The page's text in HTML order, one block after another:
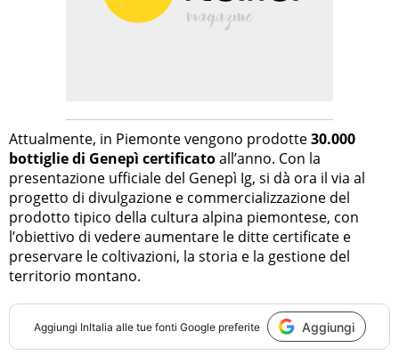
Attualmente, in Piemonte vengono prodotte30.000
bottiglie di Genepì certificatoall’anno. Con la
presentazione ufficiale del Genepì Ig, si dà ora il via al
progetto di divulgazione e commercializzazione del
prodotto tipico della cultura alpina piemontese, con
l’obiettivo di vedere aumentare le ditte certificate e
preservare le coltivazioni, la storia e la gestione del
territorio montano.
Aggiungi InItalia alle tue fonti Google preferite Aggiungi